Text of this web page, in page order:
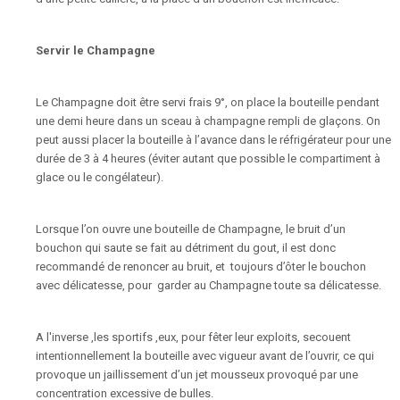
Servir le Champagne
Le Champagne doit être servi frais 9°, on place la bouteille pendant
une demi heure dans un sceau à champagne rempli de glaçons. On
peut aussi placer la bouteille à l’avance dans le réfrigérateur pour une
durée de 3 à 4 heures (éviter autant que possible le compartiment à
glace ou le congélateur).
Lorsque l’on ouvre une bouteille de Champagne, le bruit d’un
bouchon qui saute se fait au détriment du gout, il est donc
recommandé de renoncer au bruit, et toujours d’ôter le bouchon
avec délicatesse, pour garder au Champagne toute sa délicatesse.
A l'inverse ,les sportifs ,eux, pour fêter leur exploits, secouent
intentionnellement la bouteille avec vigueur avant de l’ouvrir, ce qui
provoque un jaillissement d’un jet mousseux provoqué par une
concentration excessive de bulles.